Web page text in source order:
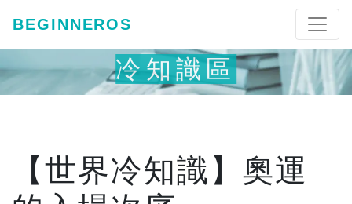
BEGINNEROS
冷知識區
【世界冷知識】奧運